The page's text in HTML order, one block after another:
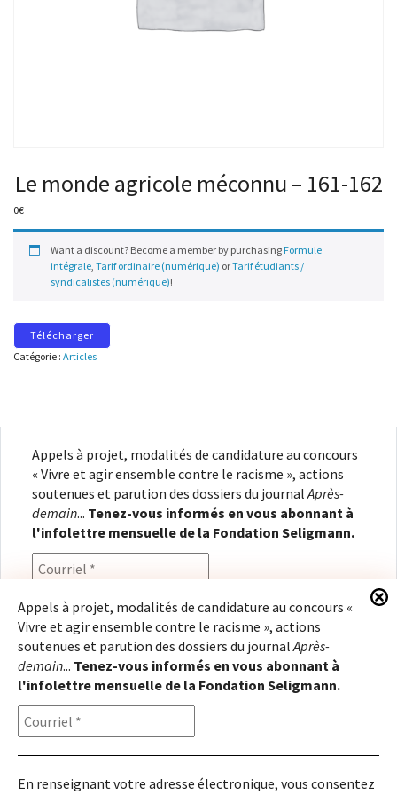
Le monde agricole méconnu – 161-162
0€
Want a discount? Become a member by purchasing Formule
intégrale, Tarif ordinaire (numérique) orTarif étudiants /
syndicalistes (numérique)!
Télécharger
Catégorie : Articles
Appels à projet, modalités de candidature au concours
« Vivre et agir ensemble contre le racisme », actions
soutenues et parution des dossiers du journal Après-
demain... Tenez-vous informés en vous abonnant à
l'infolettre mensuelle de la Fondation Seligmann.
En renseignant votre adresse électronique, vous
consentez à recevoir l'infolettre de la Fondation
Seligmann, conformément à notrepolitique de
confidentialité. Il vous sera possible de vous
désabonner à tout moment.
Appels à projet, modalités de candidature au concours «
Vivre et agir ensemble contre le racisme », actions
soutenues et parution des dossiers du journalAprès-
demain... Tenez-vous informés en vous abonnant à
l'infolettre mensuelle de la Fondation Seligmann.
En renseignant votre adresse électronique, vous consentez